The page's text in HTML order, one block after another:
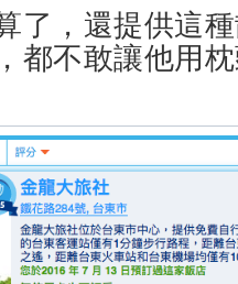
了，還提供這
都不敢讓他用